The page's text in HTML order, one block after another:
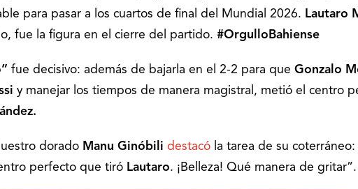
para pasar a los cuartos de final del Mundial 2026. Lautaro
fue la figura en el cierre del partido. #OrgulloBahiense
fue decisivo: además de bajarla en el 2-2 para que Gonzalo
y manejar los tiempos de manera magistral, metió el centro
dorado Manu Ginóbili destacó la tarea de su
perfecto que tiró Lautaro. ¡Belleza! Qué manera de gritar”.